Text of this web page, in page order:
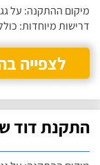
מיקום ההתקנה: על
דרישות מיוחדות: כולל
לצפייה
התקנת דוד שמש